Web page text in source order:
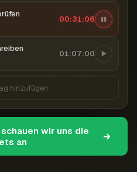
00:31:07
01:07:00
hinzufügen
wir uns die
an